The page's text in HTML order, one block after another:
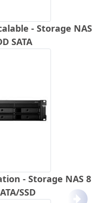
- Storage NAS
SATA
- Storage NAS 8
SSD